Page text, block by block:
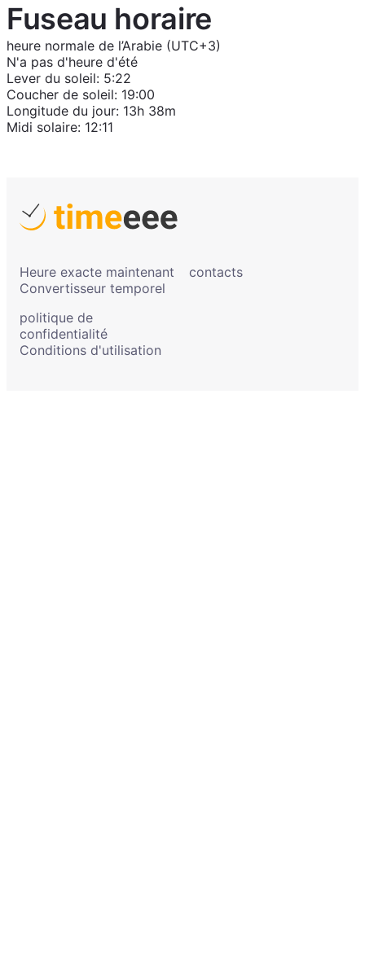
Fuseau horaire
heure normale de l’Arabie (UTC+3)
N'a pas d'heure d'été
Lever du soleil: 5:22
Coucher de soleil: 19:00
Longitude du jour: 13h 38m
Midi solaire: 12:11
Heure exacte maintenant
Convertisseur temporel
contacts
politique de
confidentialité
Conditions d'utilisation